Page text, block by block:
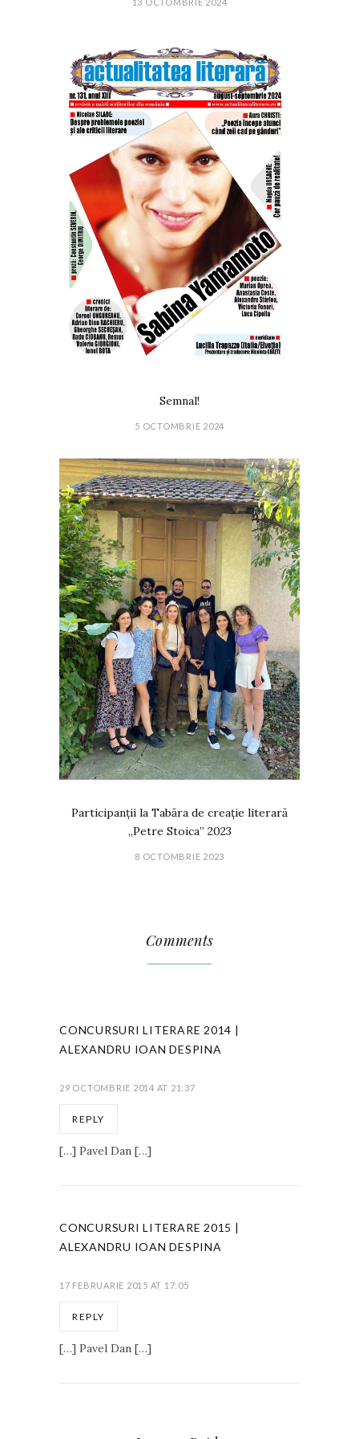
13 OCTOMBRIE 2024
Semnal!
5 OCTOMBRIE 2024
Participanții la Tabăra de creație literară
„Petre Stoica” 2023
8 OCTOMBRIE 2023
Comments
CONCURSURI LITERARE 2014 |
ALEXANDRU IOAN DESPINA
29 OCTOMBRIE 2014 AT 21:37
REPLY
[…] Pavel Dan […]
CONCURSURI LITERARE 2015 |
ALEXANDRU IOAN DESPINA
17 FEBRUARIE 2015 AT 17:05
REPLY
[…] Pavel Dan […]